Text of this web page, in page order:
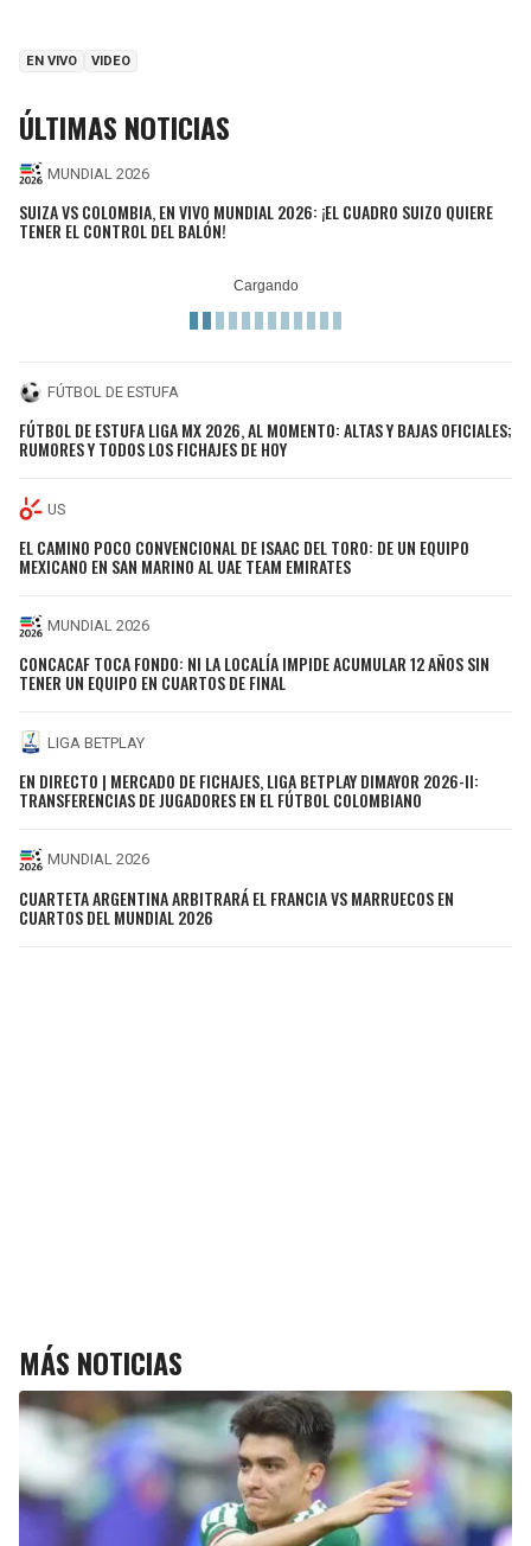
EN VIVO VIDEO
ÚLTIMAS NOTICIAS
MUNDIAL 2026
SUIZA VS COLOMBIA, EN VIVO MUNDIAL 2026: ¡EL CUADRO SUIZO QUIERE
TENER EL CONTROL DEL BALÓN!
FÚTBOL DE ESTUFA
FÚTBOL DE ESTUFA LIGA MX 2026, AL MOMENTO: ALTAS Y BAJAS OFICIALES;
RUMORES Y TODOS LOS FICHAJES DE HOY
US
EL CAMINO POCO CONVENCIONAL DE ISAAC DEL TORO: DE UN EQUIPO
MEXICANO EN SAN MARINO AL UAE TEAM EMIRATES
MUNDIAL 2026
CONCACAF TOCA FONDO: NI LA LOCALÍA IMPIDE ACUMULAR 12 AÑOS SIN
TENER UN EQUIPO EN CUARTOS DE FINAL
LIGA BETPLAY
EN DIRECTO | MERCADO DE FICHAJES, LIGA BETPLAY DIMAYOR 2026-II:
TRANSFERENCIAS DE JUGADORES EN EL FÚTBOL COLOMBIANO
MUNDIAL 2026
CUARTETA ARGENTINA ARBITRARÁ EL FRANCIA VS MARRUECOS EN
CUARTOS DEL MUNDIAL 2026
MÁS NOTICIAS